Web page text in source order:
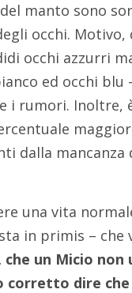
manto sono
occhi.
occhi azzurri
ed occhi blu
i rumori.
dalla
una vita
in primis – che
che un Micio
dire